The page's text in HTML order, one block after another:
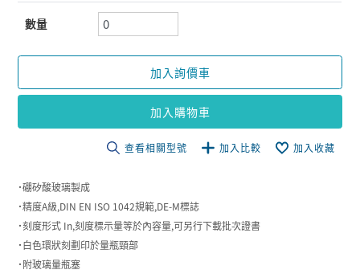
數量
加入詢價車
加入購物車
查看相關型號 加入比較 加入收藏
˙硼矽酸玻璃製成
˙精度A級,DIN EN ISO 1042規範,DE-M標誌
˙刻度形式 In,刻度標示量等於內容量,可另行下載批次證書
˙白色環狀刻劃印於量瓶頸部
˙附玻璃量瓶塞